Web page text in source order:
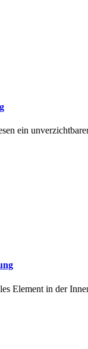
ein
Element in der